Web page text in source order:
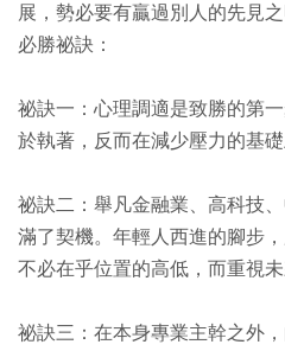
展，勢必要有贏過別人的先見
必勝祕訣：
祕訣一：心理調適是致勝的第
於執著，反而在減少壓力的基
祕訣二：舉凡金融業、高科技
滿了契機。年輕人西進的腳步
不必在乎位置的高低，而重視未
祕訣三：在本身專業主幹之外